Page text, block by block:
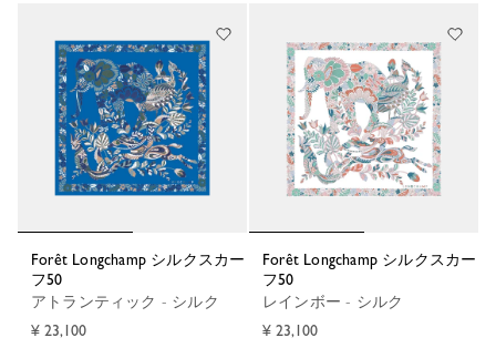
Forêt Longchamp シルクスカー
フ50
アトランティック - シルク
¥ 23,100
Forêt Longchamp シルクスカー
フ50
レインボー - シルク
¥ 23,100